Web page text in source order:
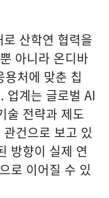
산학연 협력을
아니라 온디바
처에 맞춘 칩
업계는 글로벌 AI
술 전략과 제도
건으로 보고 있
방향이 실제 연
로 이어질 수 있